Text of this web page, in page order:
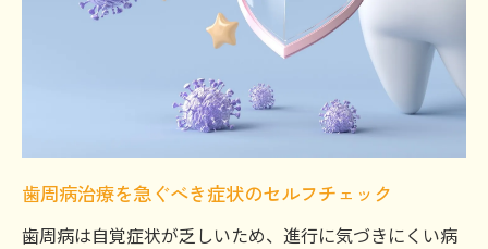
歯周病治療を急ぐべき症状のセルフチェック
歯周病は自覚症状が乏しいため、進行に気づきにくい病